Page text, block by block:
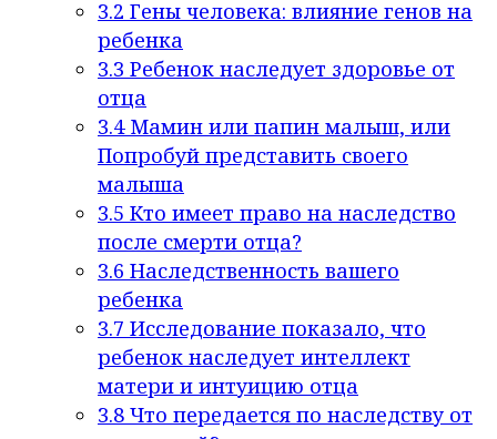
3.2 Гены человека: влияние генов на
ребенка
3.3 Ребенок наследует здоровье от
отца
3.4Мамин или папин малыш, или
Попробуй представить своего
малыша
3.5 Кто имеет право на наследство
после смерти отца?
3.6 Наследственность вашего
ребенка
3.7 Исследование показало, что
ребенок наследует интеллект
матери и интуицию отца
3.8 Что передается по наследству от